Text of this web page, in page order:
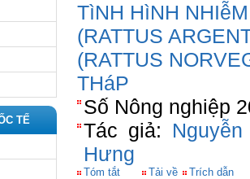
TẾ
TìNH HìNH
(RATTUS
(RATTUS
THáP
Số Nông nghiệp
Tác giả:
Hưng
Tóm tắt Tải về Trích dẫn